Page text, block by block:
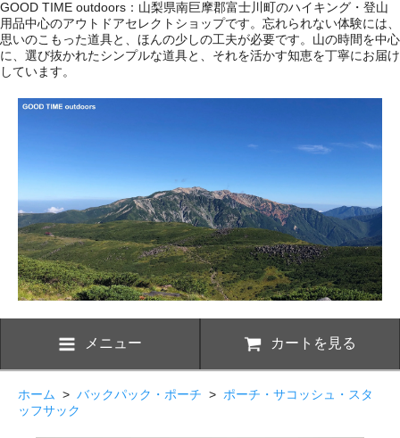
GOOD TIME outdoors：山梨県南巨摩郡富士川町のハイキング・登山
用品中心のアウトドアセレクトショップです。忘れられない体験には、
思いのこもった道具と、ほんの少しの工夫が必要です。山の時間を中心
に、選び抜かれたシンプルな道具と、それを活かす知恵を丁寧にお届け
しています。
メニュー カートを見る
ホーム > バックパック・ポーチ > ポーチ・サコッシュ・スタ
ッフサック